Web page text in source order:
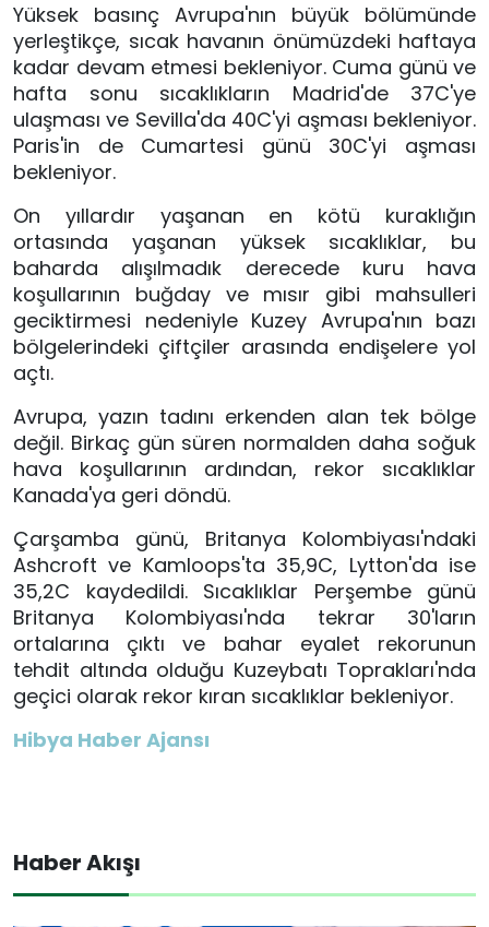
Yüksek basınç Avrupa'nın büyük bölümünde
yerleştikçe, sıcak havanın önümüzdeki haftaya
kadar devam etmesi bekleniyor. Cuma günü ve
hafta sonu sıcaklıkların Madrid'de 37C'ye
ulaşması ve Sevilla'da 40C'yi aşması bekleniyor.
Paris'in de Cumartesi günü 30C'yi aşması
bekleniyor.
On yıllardır yaşanan en kötü kuraklığın
ortasında yaşanan yüksek sıcaklıklar, bu
baharda alışılmadık derecede kuru hava
koşullarının buğday ve mısır gibi mahsulleri
geciktirmesi nedeniyle Kuzey Avrupa'nın bazı
bölgelerindeki çiftçiler arasında endişelere yol
açtı.
Avrupa, yazın tadını erkenden alan tek bölge
değil. Birkaç gün süren normalden daha soğuk
hava koşullarının ardından, rekor sıcaklıklar
Kanada'ya geri döndü.
Çarşamba günü, Britanya Kolombiyası'ndaki
Ashcroft ve Kamloops'ta 35,9C, Lytton'da ise
35,2C kaydedildi. Sıcaklıklar Perşembe günü
Britanya Kolombiyası'nda tekrar 30'ların
ortalarına çıktı ve bahar eyalet rekorunun
tehdit altında olduğu Kuzeybatı Toprakları'nda
geçici olarak rekor kıran sıcaklıklar bekleniyor.
Hibya Haber Ajansı
Haber Akışı